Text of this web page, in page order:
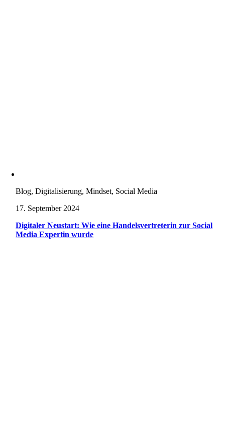
Blog, Digitalisierung, Mindset, Social Media
17. September 2024
Digitaler Neustart: Wie eine Handelsvertreterin zur Social
Media Expertin wurde